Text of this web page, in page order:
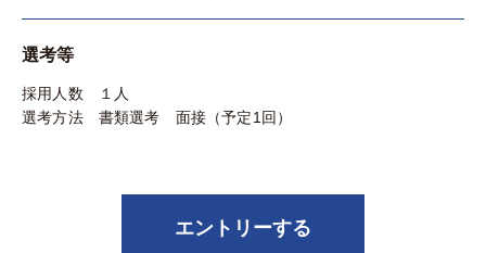
選考等
採用人数 １人
選考方法 書類選考 面接（予定1回）
エントリーする